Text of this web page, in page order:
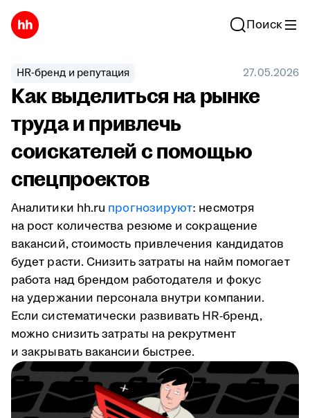
Поиск
HR-бренд и репутация 27.05.2026
Как выделиться на рынке
труда и привлечь
соискателей с помощью
спецпроектов
Аналитики hh.ru прогнозируют: несмотря
на рост количества резюме и сокращение
вакансий, стоимость привлечения кандидатов
будет расти. Снизить затраты на найм помогает
работа над брендом работодателя и фокус
на удержании персонала внутри компании.
Если систематически развивать HR-бренд,
можно снизить затраты на рекрутмент
и закрывать вакансии быстрее.